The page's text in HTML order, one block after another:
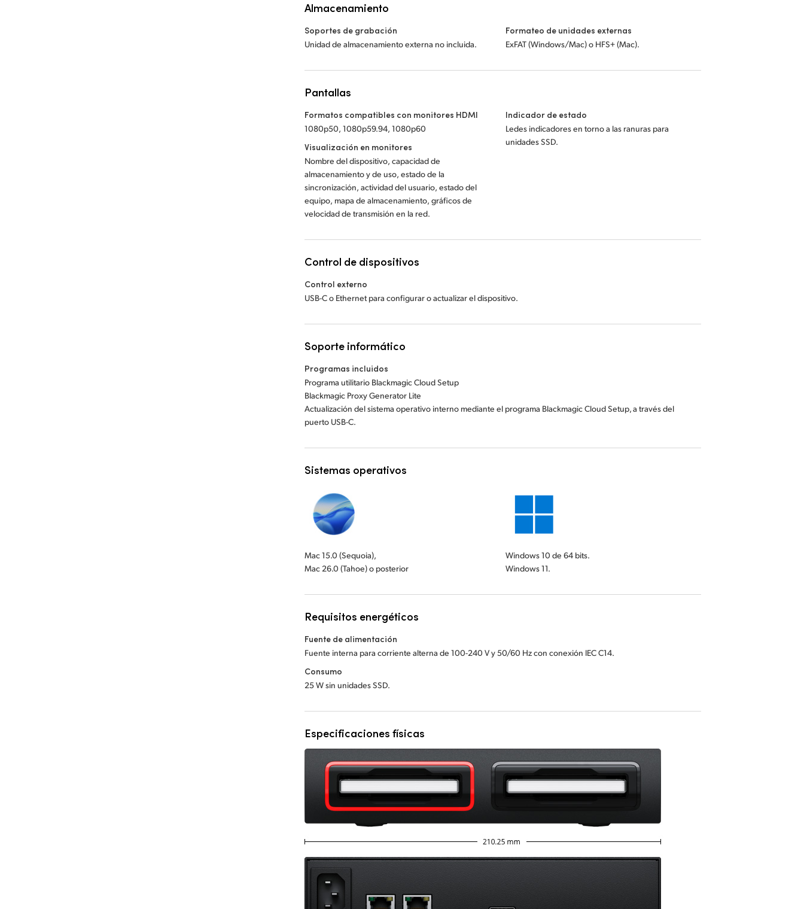
Almacenamiento
Soportes de grabación
Unidad de almacenamiento externa no incluida.
Formateo de unidades externas
ExFAT (Windows/Mac) o HFS+ (Mac).
Pantallas
Formatos compatibles con monitores HDMI
1080p50, 1080p59.94, 1080p60
Visualización en monitores
Nombre del dispositivo, capacidad de
almacenamiento y de uso, estado de la
sincronización, actividad del usuario, estado del
equipo, mapa de almacenamiento, gráficos de
velocidad de transmisión en la red.
Indicador de estado
Ledes indicadores en torno a las ranuras para
unidades SSD.
Control de dispositivos
Control externo
USB-C o Ethernet para configurar o actualizar el dispositivo.
Soporte informático
Programas incluidos
Programa utilitario Blackmagic Cloud Setup
Blackmagic Proxy Generator Lite
Actualización del sistema operativo interno mediante el programa Blackmagic Cloud Setup, a través del
puerto USB-C.
Sistemas operativos
Mac 15.0 (Sequoia),
Mac 26.0 (Tahoe) o posterior
Windows 10 de 64 bits.
Windows 11.
Requisitos energéticos
Fuente de alimentación
Fuente interna para corriente alterna de 100-240 V y 50/60 Hz con conexión IEC C14.
Consumo
25 W sin unidades SSD.
Especificaciones físicas